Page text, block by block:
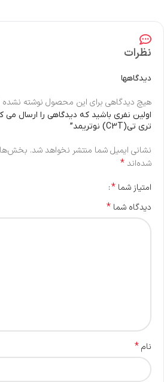
نظرات
دیدگاهها
هیچ دیدگاهی برای این محصول نوشته
اولین نفری باشید که دیدگاهی را ارسال می
تری تی(C3T) نوتریمد”
نشانی ایمیل شما منتشر نخواهد شد.
شده‌اند*
امتیاز شما *
دیدگاه شما *
نام*